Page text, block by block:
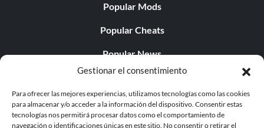
Gestionar el consentimiento
Para ofrecer las mejores experiencias, utilizamos tecnologías como las cookies
para almacenar y/o acceder a la información del dispositivo. Consentir estas
tecnologías nos permitirá procesar datos como el comportamiento de
navegación o identificaciones únicas en este sitio. No consentir o retirar el
Popular Mods
Popular Cheats
Popular News
Popular Editorials
Popular Free Games
LATEST UPDATES